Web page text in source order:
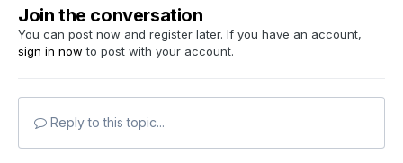
Join the conversation
You can post now and register later. If you have an account,
sign in now to post with your account.
Reply to this topic...